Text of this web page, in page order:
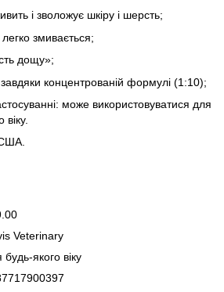
і зволожує шкіру і шерсть;
легко змивається;
дощу»;
концентрованій формулі (1:10);
може використовуватися для
віку.
Veterinary
будь-якого віку